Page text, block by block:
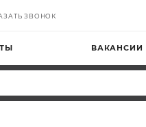
ЗВОНОК
ВАКАНСИИ